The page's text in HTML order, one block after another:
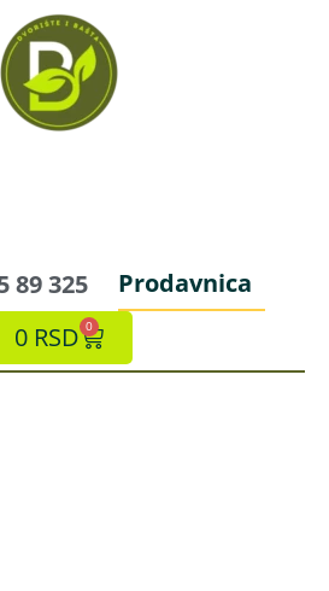
89 325
Prodavnica
0 RSD 0